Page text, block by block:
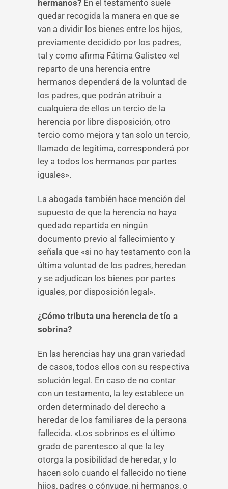
hermanos? En el testamento suele
quedar recogida la manera en que se
van a dividir los bienes entre los hijos,
previamente decidido por los padres,
tal y como afirma Fátima Galisteo «el
reparto de una herencia entre
hermanos dependerá de la voluntad de
los padres, que podrán atribuir a
cualquiera de ellos un tercio de la
herencia por libre disposición, otro
tercio como mejora y tan solo un tercio,
llamado de legítima, corresponderá por
ley a todos los hermanos por partes
iguales».
La abogada también hace mención del
supuesto de que la herencia no haya
quedado repartida en ningún
documento previo al fallecimiento y
señala que «si no hay testamento con la
última voluntad de los padres, heredan
y se adjudican los bienes por partes
iguales, por disposición legal».
¿Cómo tributa una herencia de tío a
sobrina?
En las herencias hay una gran variedad
de casos, todos ellos con su respectiva
solución legal. En caso de no contar
con un testamento, la ley establece un
orden determinado del derecho a
heredar de los familiares de la persona
fallecida. «Los sobrinos es el último
grado de parentesco al que la ley
otorga la posibilidad de heredar, y lo
hacen solo cuando el fallecido no tiene
hijos, padres o cónyuge, ni hermanos, o